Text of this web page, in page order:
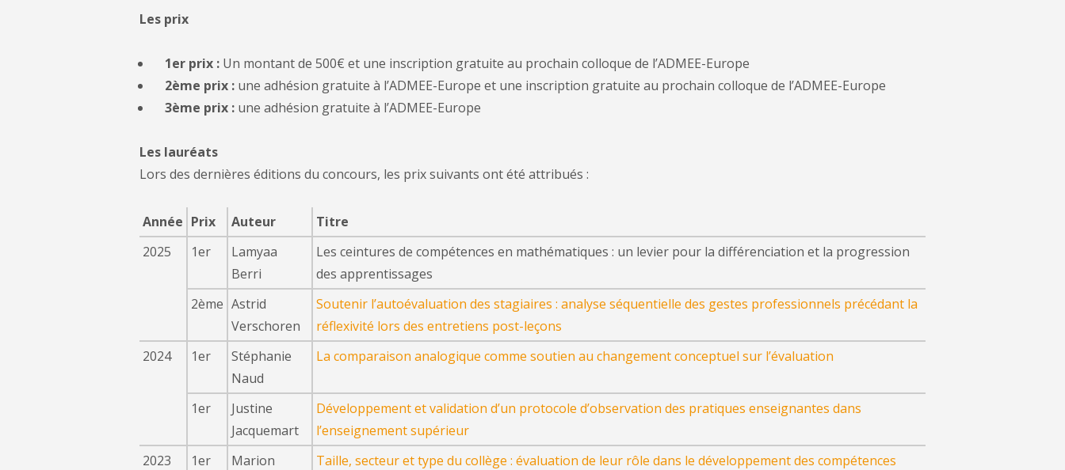
Les prix
1er prix : Un montant de 500€ et une inscription gratuite au prochain colloque de l’ADMEE-Europe
2ème prix : une adhésion gratuite à l’ADMEE-Europe et une inscription gratuite au prochain colloque de l’ADMEE-Europe
3ème prix : une adhésion gratuite à l’ADMEE-Europe
Les lauréats
Lors des dernières éditions du concours, les prix suivants ont été attribués :
Année Prix Auteur
Titre
2025
1er
Lamyaa
Berri
Les ceintures de compétences en mathématiques : un levier pour la différenciation et la progression
des apprentissages
2ème Astrid
Verschoren
Soutenir l’autoévaluation des stagiaires : analyse séquentielle des gestes professionnels précédant la
réflexivité lors des entretiens post-leçons
2024
1er
Stéphanie
Naud
La comparaison analogique comme soutien au changement conceptuel sur l’évaluation
1er
Justine
Jacquemart
Développement et validation d’un protocole d’observation des pratiques enseignantes dans
l’enseignement supérieur
2023
1er
Marion
Taille, secteur et type du collège : évaluation de leur rôle dans le développement des compétences